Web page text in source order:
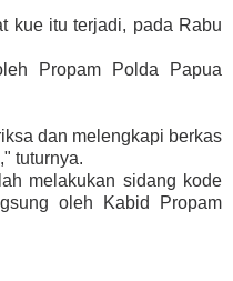
kue itu terjadi, pada Rabu
Propam Polda Papua
dan melengkapi berkas
tuturnya.
melakukan sidang kode
oleh Kabid Propam